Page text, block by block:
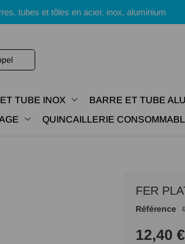
tubes et tôles en acier, inox, aluminium
TUBE INOX BARRE ET TUBE
QUINCAILLERIE
FER
Référence
12,40 €